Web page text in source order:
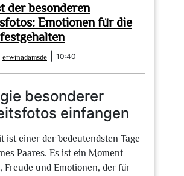
der besonderen
Emotionen für die
erwinadamsde erwinadamsde
10:40
besonderer
einfangen
ist einer der bedeutendsten Tage
Paares. Es ist ein Moment
Freude und Emotionen, der für